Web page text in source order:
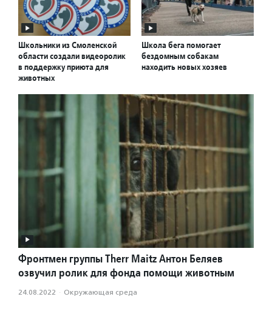
Школьники из Смоленской
области создали видеоролик
в поддержку приюта для
животных
Школа бега помогает
бездомным собакам
находить новых хозяев
Фронтмен группы Therr Maitz Антон Беляев
озвучил ролик для фонда помощи животным
24.08.2022 · Окружающая среда